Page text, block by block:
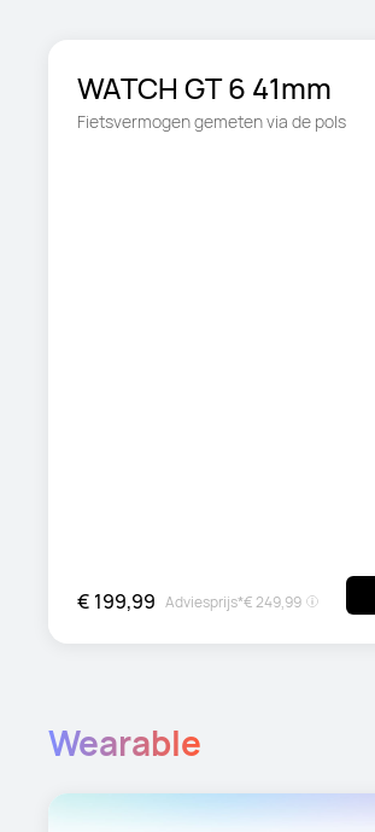
WATCH GT 6 41mm
Fietsvermogen gemeten via de pols
€ 199,99 Adviesprijs*€ 249,99
Wearable